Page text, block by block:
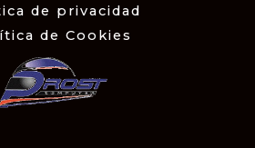
de privacidad
de Cookies